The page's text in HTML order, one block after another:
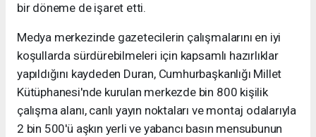
bir döneme de işaret etti.
Medya merkezinde gazetecilerin çalışmalarını en iyi
koşullarda sürdürebilmeleri için kapsamlı hazırlıklar
yapıldığını kaydeden Duran, Cumhurbaşkanlığı Millet
Kütüphanesi'nde kurulan merkezde bin 800 kişilik
çalışma alanı, canlı yayın noktaları ve montaj odalarıyla
2 bin 500'ü aşkın yerli ve yabancı basın mensubunun